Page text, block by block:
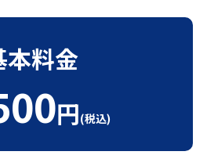
本料金
円(税込)